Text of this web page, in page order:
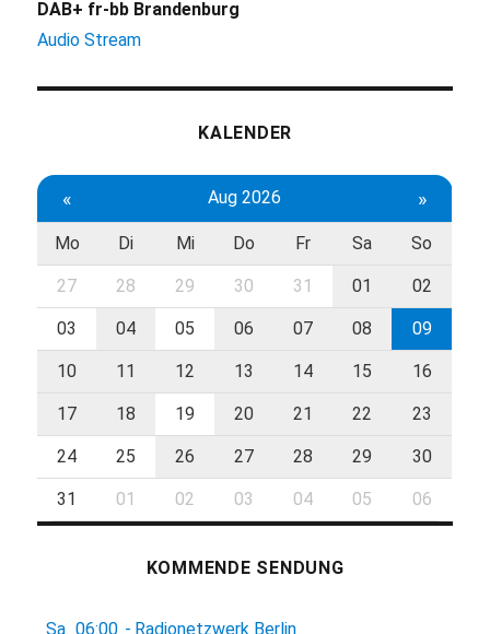
DAB+ fr-bb Brandenburg
Audio Stream
KALENDER
« Aug 2026 »
Mo Di Mi Do Fr Sa So
27 28 29 30 31 01 02
03 04 05 06 07 08 09
10 11 12 13 14 15 16
17 18 19 20 21 22 23
24 25 26 27 28 29 30
31 01 02 03 04 05 06
KOMMENDE SENDUNG
Sa. 06:00 - Radionetzwerk Berlin